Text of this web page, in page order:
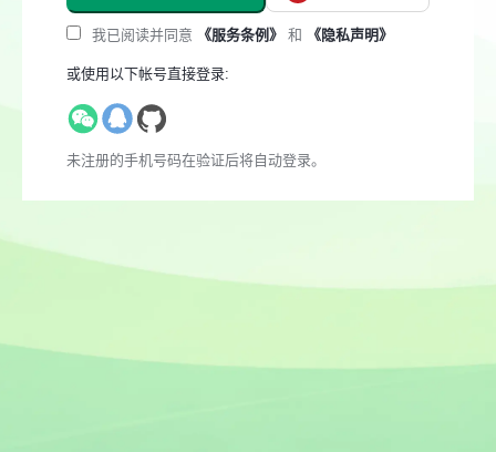
我已阅读并同意 《服务条例》 和 《隐私声明》
或使用以下帐号直接登录:
未注册的手机号码在验证后将自动登录。